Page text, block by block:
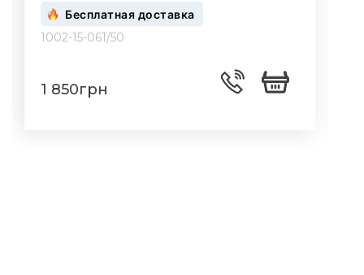
Бесплатная доставка
1002-15-061/50
1 850грн